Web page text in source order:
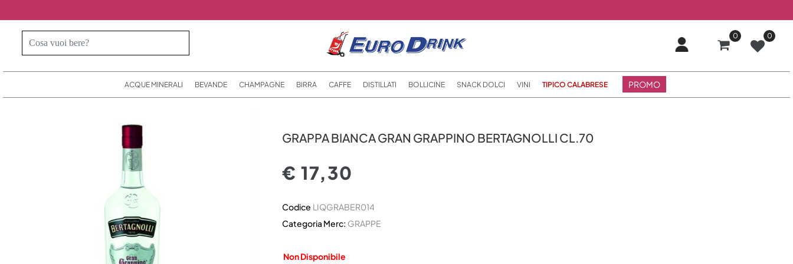
0 0
ACQUE MINERALI BEVANDE CHAMPAGNE BIRRA CAFFE DISTILLATI BOLLICINE SNACK DOLCI VINI TIPICO CALABRESE PROMO
GRAPPA BIANCA GRAN GRAPPINO BERTAGNOLLI CL.70
€ 17,30
Codice LIQGRABER014
Categoria Merc: GRAPPE
Non Disponibile